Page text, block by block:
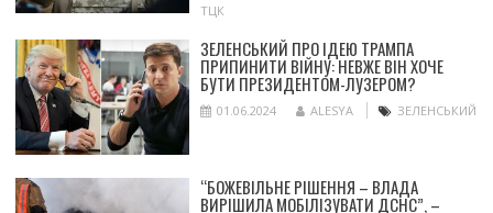
ТЦК
ЗЕЛЕНСЬКИЙ ПРО ІДЕЮ ТРАМПА
ПРИПИНИТИ ВІЙНУ: НЕВЖЕ ВІН ХОЧЕ
БУТИ ПРЕЗИДЕНТОМ-ЛУЗЕРОМ?
01.06.2024 ALESYA ЗЕЛЕНСЬКИЙ
“БОЖЕВІЛЬНЕ РІШЕННЯ – ВЛАДА
ВИРІШИЛА МОБІЛІЗУВАТИ ДСНС”, –